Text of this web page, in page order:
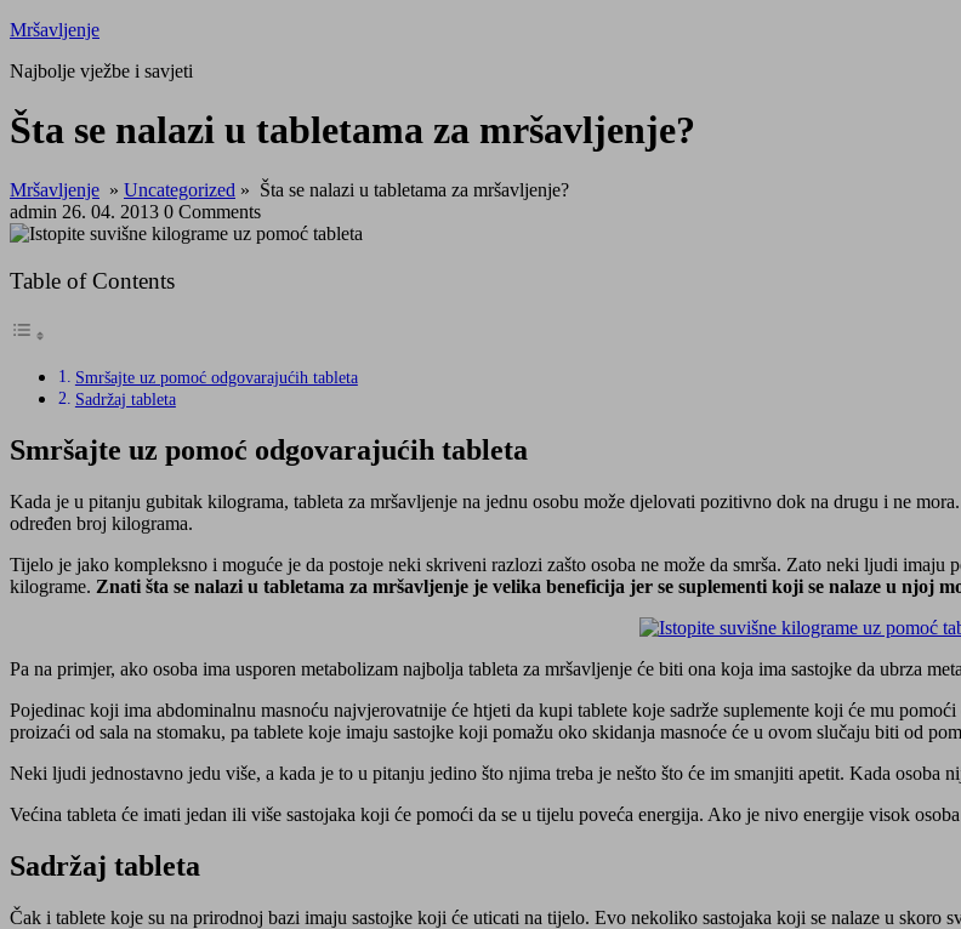
Skip
content
Mršavljenje
Najbolje vježbe i savjeti
Close
Menu
Šta se nalazi u tabletama za mršavljenje?
Mršavljenje » Uncategorized » Šta se nalazi u tabletama za mršavljenje?
admin 26. 04. 2013 0 Comments
Table of Contents
Smršajte uz pomoć odgovarajućih tableta
Sadržaj tableta
Smršajte uz pomoć odgovarajućih tableta
Kada je u pitanju gubitak kilograma, tableta za mršavljenje na jednu osobu može djelovati pozitivno dok na drugu i ne
određen broj kilograma.
Tijelo je jako kompleksno i moguće je da postoje neki skriveni razlozi zašto osoba ne može da smrša. Zato neki ljudi
kilograme. Znati šta se nalazi u tabletama za mršavljenje je velika beneficija jer se suplementi koji se nalaze u njoj
Pa na primjer, ako osoba ima usporen metabolizam najbolja tableta za mršavljenje će biti ona koja ima sastojke da ubrza
Pojedinac koji ima abdominalnu masnoću najvjerovatnije će htjeti da kupi tablete koje sadrže suplemente koji će mu
proizaći od sala na stomaku, pa tablete koje imaju sastojke koji pomažu oko skidanja masnoće će u ovom slučaju biti od
Neki ljudi jednostavno jedu više, a kada je to u pitanju jedino što njima treba je nešto što će im smanjiti apetit. Kada osoba
Većina tableta će imati jedan ili više sastojaka koji će pomoći da se u tijelu poveća energija. Ako je nivo energije visok
Sadržaj tableta
Čak i tablete koje su na prirodnoj bazi imaju sastojke koji će uticati na tijelo. Evo nekoliko sastojaka koji se nalaze u skoro